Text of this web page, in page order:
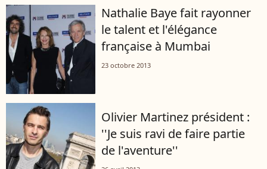
Nathalie Baye fait rayonner
le talent et l'élégance
française à Mumbai
23 octobre 2013
Olivier Martinez président :
''Je suis ravi de faire partie
de l'aventure''